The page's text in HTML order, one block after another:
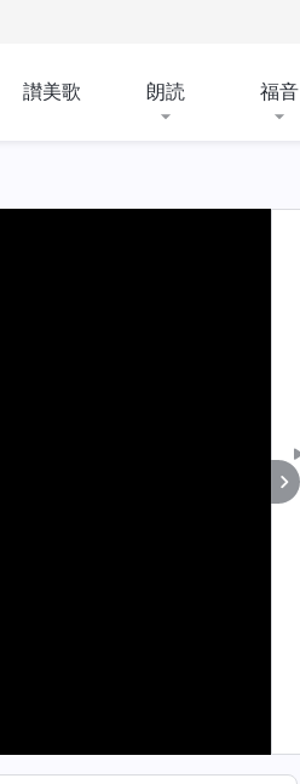
讃美歌 朗読 福音